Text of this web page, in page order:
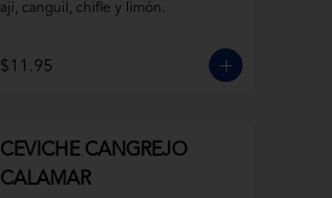
ají, canguil, chifle y limón.
$11.95
CEVICHE CANGREJO
CALAMAR